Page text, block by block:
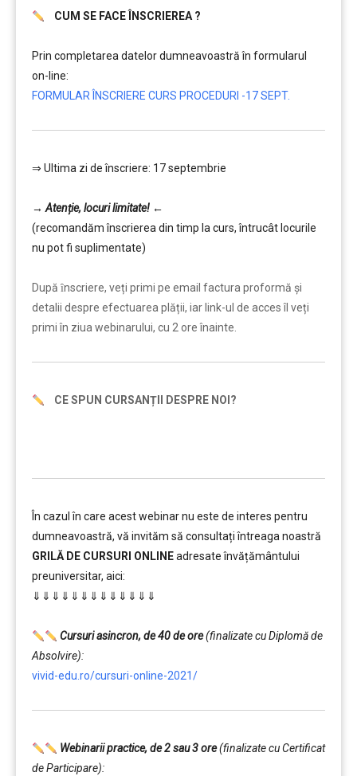
CUM SE FACE ÎNSCRIEREA ?
Prin completarea datelor dumneavoastră în formularul
on-line:
FORMULAR ÎNSCRIERE CURS PROCEDURI -17 SEPT.
⇒ Ultima zi de înscriere: 17 septembrie
→ Atenție, locuri limitate! ←
(recomandăm înscrierea din timp la curs, întrucât locurile
nu pot fi suplimentate)
După ȋnscriere, veți primi pe email factura proformă și
detalii despre efectuarea plății, iar link-ul de acces îl veți
primi în ziua webinarului, cu 2 ore înainte.
CE SPUN CURSANȚII DESPRE NOI?
În cazul în care acest webinar nu este de interes pentru
dumneavoastră, vă invităm să consultați întreaga noastră
GRILĂ DE CURSURI ONLINEadresate învățământului
preuniversitar, aici:
⇓⇓⇓⇓⇓⇓⇓⇓⇓⇓⇓⇓⇓
Cursuri asincron, de 40 de ore(finalizate cu Diplomă de
Absolvire):
vivid-edu.ro/cursuri-online-2021/
Webinarii practice, de 2 sau 3 ore(finalizate cu Certificat
de Participare):